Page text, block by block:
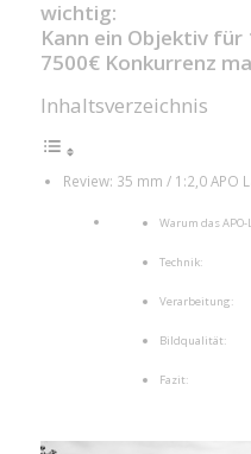
wichtig:
Kann ein Objektiv
7500€ Konkurrenz
Inhaltsverzeichnis
Review: 35 mm / 1:2,0 APO
Warum das
Technik:
Verarbeitung:
Bildqualität:
Fazit: